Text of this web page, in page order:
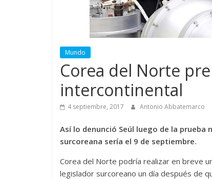
Mundo
Corea del Norte
intercontinental
4 septiembre, 2017 Antonio Abbatemarco
Así lo denunció Seúl luego de la
surcoreana sería el 9 de septiembre.
Corea del Norte podría realizar en breve
legislador surcoreano un día después de